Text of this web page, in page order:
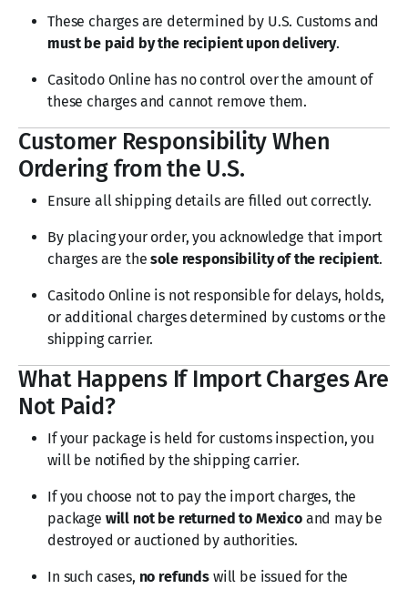
These charges are determined by U.S. Customs and
must be paid by the recipient upon delivery.
Casitodo Online has no control over the amount of
these charges and cannot remove them.
Customer Responsibility When
Ordering from the U.S.
Ensure all shipping details are filled out correctly.
By placing your order, you acknowledge that import
charges are thesole responsibility of the recipient.
Casitodo Online is not responsible for delays, holds,
or additional charges determined by customs or the
shipping carrier.
What Happens If Import Charges Are
Not Paid?
If your package is held for customs inspection, you
will be notified by the shipping carrier.
If you choose not to pay the import charges, the
package will not be returned to Mexicoand may be
destroyed or auctioned by authorities.
In such cases, no refunds will be issued for the